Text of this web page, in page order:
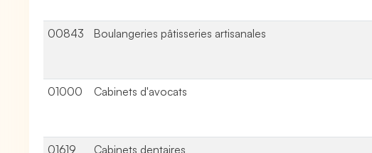
00843
Boulangeries pâtisseries artisanales
01000
Cabinets d'avocats
01619
Cabinets dentaires